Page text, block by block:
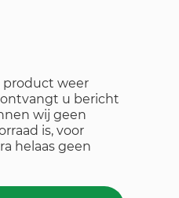
product weer
ontvangt u bericht
wij geen
is, voor
helaas geen